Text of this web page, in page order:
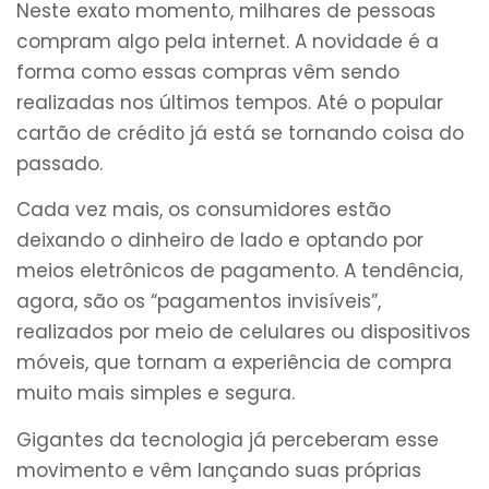
Neste exato momento, milhares de pessoas
compram algo pela internet. A novidade é a
forma como essas compras vêm sendo
realizadas nos últimos tempos. Até o popular
cartão de crédito já está se tornando coisa do
passado.
Cada vez mais, os consumidores estão
deixando o dinheiro de lado e optando por
meios eletrônicos de pagamento. A tendência,
agora, são os “pagamentos invisíveis”,
realizados por meio de celulares ou dispositivos
móveis, que tornam a experiência de compra
muito mais simples e segura.
Gigantes da tecnologia já perceberam esse
movimento e vêm lançando suas próprias